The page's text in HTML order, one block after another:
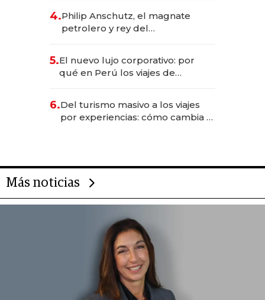
4.Philip Anschutz, el magnate
petrolero y rey del
Fénix
5.El nuevo lujo corporativo: por
qué en Perú los viajes de
transformadoras
6.Del turismo masivo a los viajes
por experiencias: cómo cambia el
Más noticias